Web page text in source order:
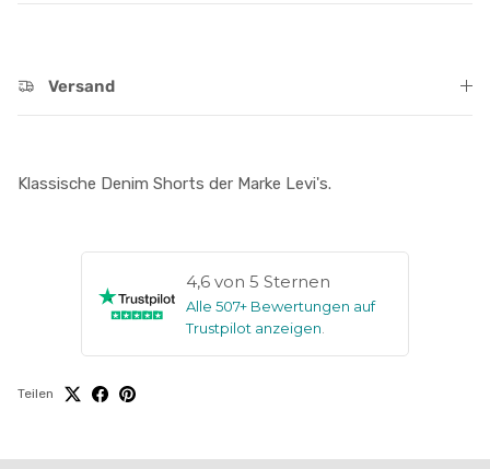
Versand
Klassische Denim Shorts der Marke Levi's.
4,6 von 5 Sternen
Alle 507+ Bewertungen auf
Trustpilot anzeigen
Teilen